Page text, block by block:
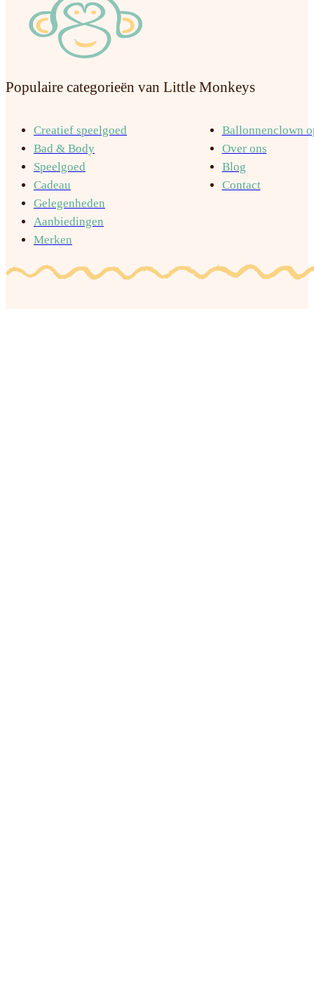
Populaire categorieën van Little Monkeys
Creatief speelgoed
Bad & Body
Speelgoed
Cadeau
Gelegenheden
Aanbiedingen
Merken
Ballonnenclown
Over ons
Blog
Contact